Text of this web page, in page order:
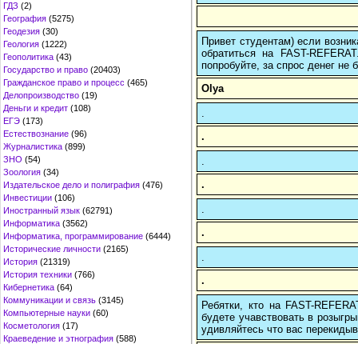
ГДЗ (2)
География (5275)
Геодезия (30)
Геология (1222)
Геополитика (43)
Государство и право (20403)
Гражданское право и процесс (465)
Делопроизводство (19)
Деньги и кредит (108)
ЕГЭ (173)
Естествознание (96)
Журналистика (899)
ЗНО (54)
Зоология (34)
Издательское дело и полиграфия (476)
Инвестиции (106)
Иностранный язык (62791)
Информатика (3562)
Информатика, программирование (6444)
Исторические личности (2165)
История (21319)
История техники (766)
Кибернетика (64)
Коммуникации и связь (3145)
Компьютерные науки (60)
Косметология (17)
Краеведение и этнография (588)
Привет студентам) если
обратиться на FAST-
попробуйте, за спрос денег не
Olya
.
.
.
.
Ребятки, кто на FAST-
будете учавствовать в
удивляйтесь что вас